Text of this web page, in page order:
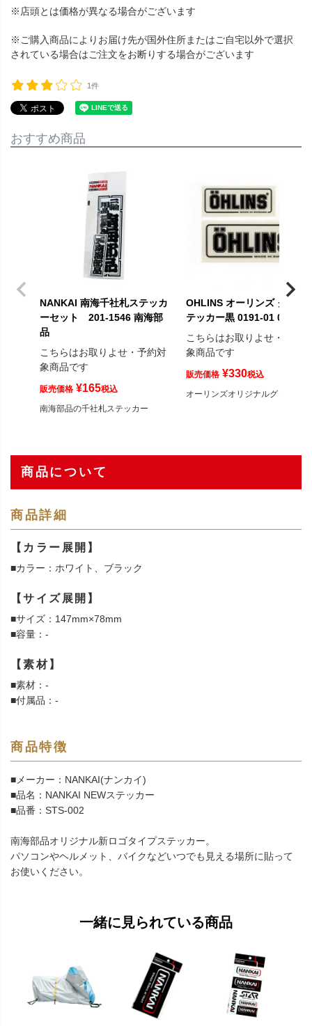
※店頭とは価格が異なる場合がございます
※ご購入商品によりお届け先が国外住所またはご自宅以外で選択
されている場合はご注文をお断りする場合がございます
1件
おすすめ商品
NANKAI 南海千社札ステッカ
ーセット 201-1546 南海部
品
こちらはお取りよせ・予約対
象商品です
販売価格 ¥165税込
南海部品の千社札ステッカー
OHLINS オーリンズ クリア
テッカー黒 0191-01 0191-
こちらはお取りよせ・予約対
象商品です
販売価格 ¥330税込
オーリンズオリジナルグッズ
商品について
商品詳細
【カラー展開】
■カラー：ホワイト、ブラック
【サイズ展開】
■サイズ：147mm×78mm
■容量：-
【素材】
■素材：-
■付属品：-
商品特徴
■メーカー：NANKAI(ナンカイ)
■品名：NANKAI NEWステッカー
■品番：STS-002
南海部品オリジナル新ロゴタイプステッカー。
パソコンやヘルメット、バイクなどいつでも見える場所に貼って
お使いください。
一緒に見られている商品